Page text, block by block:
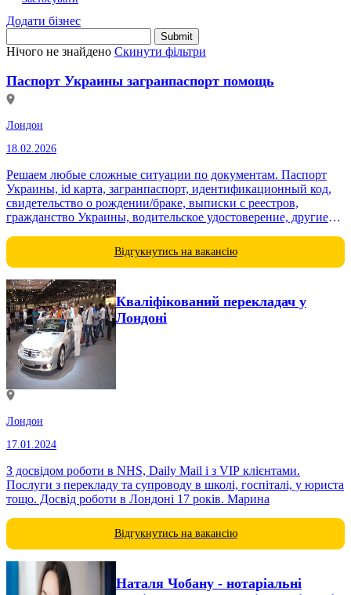
Додати бізнес
Нічого не знайдено Скинути фільтри
Паспорт Украины загранпаспорт помощь
Лондон
18.02.2026
Решаем любые сложные ситуации по документам. Паспорт
Украины, id карта, загранпаспорт, идентификационный код,
свидетельство о рождении/браке, выписки с реестров,
гражданство Украины, водительское удостоверение, другие
Відгукнутись на вакансію
Кваліфікований перекладач у
Лондоні
Лондон
17.01.2024
З досвідом роботи в NHS, Daily Mail і з VIP клієнтами.
Послуги з перекладу та супроводу в школі, госпіталі, у юриста
тощо. Досвід роботи в Лондоні 17 років. Марина
Відгукнутись на вакансію
Наталя Чобану - нотаріальні